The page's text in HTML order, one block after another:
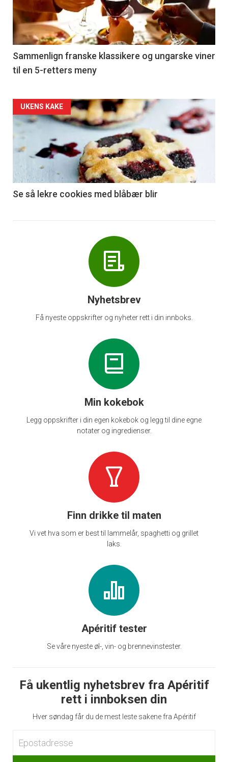
nå
-
5
Sammenlign franske klassikere og ungarske viner
til en 5-retters meny
Forsiden
akkurat
nå
6
UKENS KAKE
Se så lekre cookies med blåbær blir
Nyhetsbrev
Få nyeste oppskrifter og nyheter rett i din innboks.
Min kokebok
Legg oppskrifter i din egen kokebok og legg til dine egne
notater og ingredienser.
Finn drikke til maten
Vi vet hva som er best til lammelår, spaghetti og grillet
laks.
Apéritif tester
Se våre nyeste øl-, vin- og brennevinstester.
Få ukentlig nyhetsbrev fra Apéritif
rett i innboksen din
Hver søndag får du de mest leste sakene fra Apéritif